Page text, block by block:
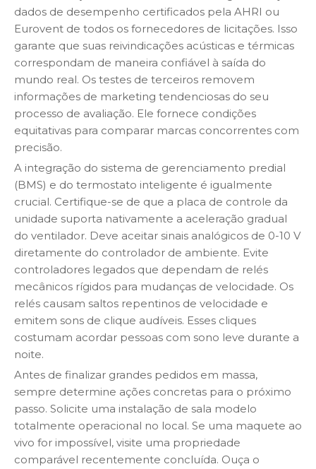
dados de desempenho certificados pela AHRI ou
Eurovent de todos os fornecedores de licitações. Isso
garante que suas reivindicações acústicas e térmicas
correspondam de maneira confiável à saída do
mundo real. Os testes de terceiros removem
informações de marketing tendenciosas do seu
processo de avaliação. Ele fornece condições
equitativas para comparar marcas concorrentes com
precisão.
A integração do sistema de gerenciamento predial
(BMS) e do termostato inteligente é igualmente
crucial. Certifique-se de que a placa de controle da
unidade suporta nativamente a aceleração gradual
do ventilador. Deve aceitar sinais analógicos de 0-10 V
diretamente do controlador de ambiente. Evite
controladores legados que dependam de relés
mecânicos rígidos para mudanças de velocidade. Os
relés causam saltos repentinos de velocidade e
emitem sons de clique audíveis. Esses cliques
costumam acordar pessoas com sono leve durante a
noite.
Antes de finalizar grandes pedidos em massa,
sempre determine ações concretas para o próximo
passo. Solicite uma instalação de sala modelo
totalmente operacional no local. Se uma maquete ao
vivo for impossível, visite uma propriedade
comparável recentemente concluída. Ouça o